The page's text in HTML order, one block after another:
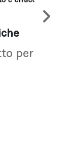
per